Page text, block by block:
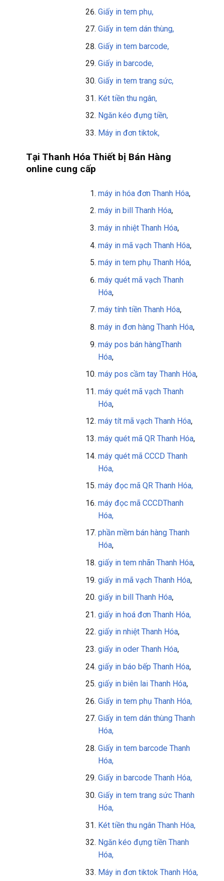
Giấy in tem phụ,
Giấy in tem dán thùng,
Giấy in tem barcode,
Giấy in barcode,
Giấy in tem trang sức,
Két tiền thu ngân,
Ngăn kéo đựng tiền,
Máy in đơn tiktok,
Tại Thanh Hóa Thiết bị Bán Hàng
online cung cấp
máy in hóa đơn Thanh Hóa,
máy in bill Thanh Hóa,
máy in nhiệt Thanh Hóa,
máy in mã vạch Thanh Hóa,
máy in tem phụ Thanh Hóa,
máy quét mã vạch Thanh
Hóa,
máy tính tiền Thanh Hóa,
máy in đơn hàng Thanh Hóa,
máy pos bán hàngThanh
Hóa,
máy pos cầm tay Thanh Hóa,
máy quét mã vạch Thanh
Hóa,
máy tít mã vạch Thanh Hóa,
máy quét mã QR Thanh Hóa,
máy quét mã CCCD Thanh
Hóa,
máy đọc mã QR Thanh Hóa,
máy đọc mã CCCDThanh
Hóa,
phần mềm bán hàng Thanh
Hóa,
giấy in tem nhãn Thanh Hóa,
giấy in mã vạch Thanh Hóa,
giấy in bill Thanh Hóa,
giấy in hoá đơn Thanh Hóa,
giấy in nhiệt Thanh Hóa,
giấy in oder Thanh Hóa,
giấy in báo bếp Thanh Hóa,
giấy in biên lai Thanh Hóa,
Giấy in tem phụ Thanh Hóa,
Giấy in tem dán thùng Thanh
Hóa,
Giấy in tem barcode Thanh
Hóa,
Giấy in barcode Thanh Hóa,
Giấy in tem trang sức Thanh
Hóa,
Két tiền thu ngân Thanh Hóa,
Ngăn kéo đựng tiền Thanh
Hóa,
Máy in đơn tiktok Thanh Hóa,